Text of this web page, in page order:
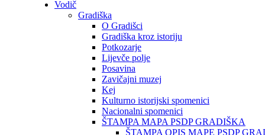
Vodič
Gradiška
O Gradišci
Gradiška kroz istoriju
Potkozarje
Lijevče polje
Posavina
Zavičajni muzej
Kej
Kulturno istorijski spomenici
Nacionalni spomenici
ŠTAMPA MAPA PSDP GRADIŠKA
ŠTAMPA OPIS MAPE PSDP